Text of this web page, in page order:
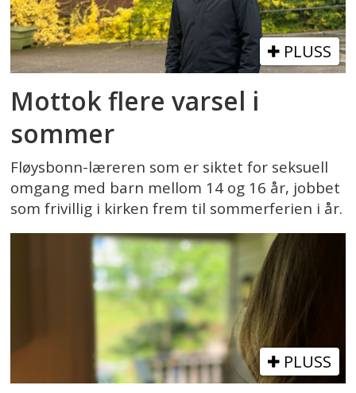
PLUSS
Mottok flere varsel i
sommer
Fløysbonn-læreren som er siktet for seksuell
omgang med barn mellom 14 og 16 år, jobbet
som frivillig i kirken frem til sommerferien i år.
PLUSS